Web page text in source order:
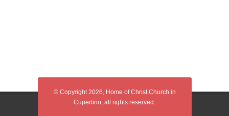
© Copyright 2026, Home of Christ Church in
Cupertino, all rights reserved.